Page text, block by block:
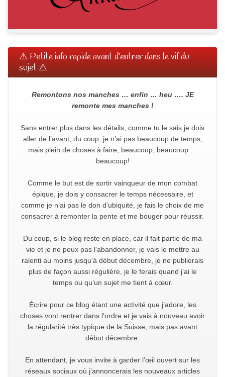
⚠️ Petite info rapide avant d’entrer dans le vif du
sujet ⚠️
Remontons nos manches … enfin … heu …. JE
remonte mes manches !
Sans entrer plus dans les détails, comme tu le sais je dois
aller de l’avant, du coup, je n’ai pas beaucoup de temps,
mais plein de choses à faire, beaucoup, beaucoup …
beaucoup!
Comme le but est de sortir vainqueur de mon combat
épique, je dois y consacrer le temps nécessaire, et
comme je n’ai pas le don d’ubiquité, je fais le choix de me
consacrer à remonter la pente et me bouger pour réussir.
Du coup, si le blog reste en place, car il fait partie de ma
vie et je ne peux pas l’abandonner, je vais le mettre au
ralenti au moins jusqu’à début décembre, je ne publierais
plus de façon aussi régulière, je le ferais quand j’ai le
temps ou qu’un sujet me tient à cœur.
Écrire pour ce blog étant une activité que j’adore, les
choses vont rentrer dans l’ordre et je vais à nouveau avoir
la régularité très typique de la Suisse, mais pas avant
début décembre.
En attendant, je vous invite à garder l’œil ouvert sur les
réseaux sociaux où j’annoncerais les nouveaux articles